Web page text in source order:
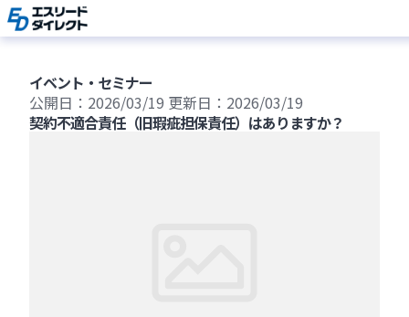
Skip
to
イベント・セミナー
公開日：2026/03/19 更新日：2026/03/19
契約不適合責任（旧瑕疵担保責任）はありますか？